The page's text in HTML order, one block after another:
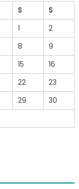
S
S
1
2
8
9
15
16
22
23
29
30